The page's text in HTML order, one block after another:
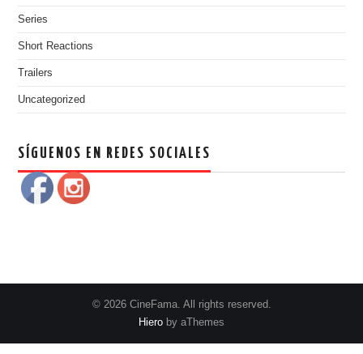
Series
Short Reactions
Trailers
Uncategorized
SÍGUENOS EN REDES SOCIALES
© 2026 CineFama. All rights reserved.
Hiero by aThemes